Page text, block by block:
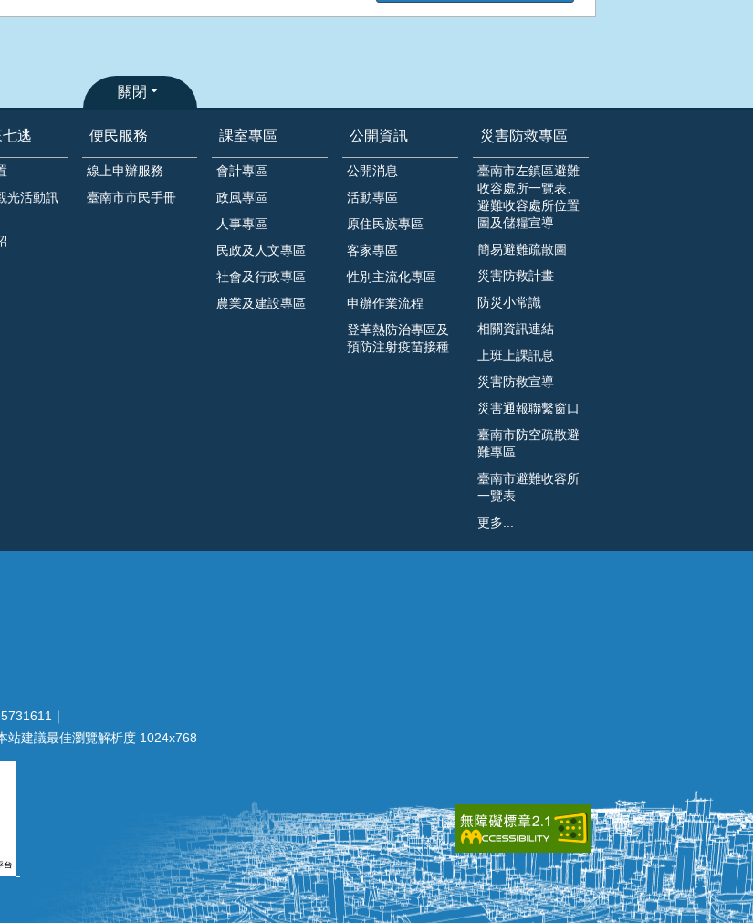
關閉
逃
光活動訊
便民服務
線上申辦服務
臺南市市民手冊
課室專區
會計專區
政風專區
人事專區
民政及人文專區
社會及行政專區
農業及建設專區
公開資訊
公開消息
活動專區
原住民族專區
客家專區
性別主流化專區
申辦作業流程
登革熱防治專區及
預防注射疫苗接種
災害防救專區
臺南市左鎮區避難
收容處所一覽表、
避難收容處所位置
圖及儲糧宣導
簡易避難疏散圖
災害防救計畫
防災小常識
相關資訊連結
上班上課訊息
災害防救宣導
災害通報聯繫窗口
臺南市防空疏散避
難專區
臺南市避難收容所
一覽表
更多...
｜
站建議最佳瀏覽解析度 1024x768